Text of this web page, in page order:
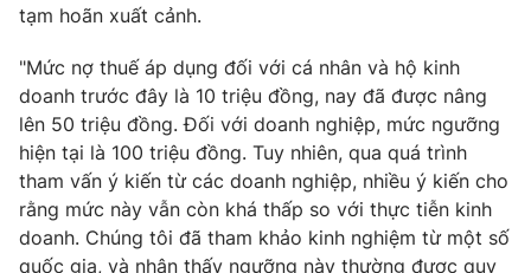
THỜI BÁO VTV
Theo dõi báo trên
Cơ quan chủ quản:Đài Truyền hình Việt Nam
tạm hoãn xuất cảnh.
"Mức nợ thuế áp dụng đối với cá nhân và hộ kinh
doanh trước đây là 10 triệu đồng, nay đã được nâng
lên 50 triệu đồng. Đối với doanh nghiệp, mức ngưỡng
hiện tại là 100 triệu đồng. Tuy nhiên, qua quá trình
tham vấn ý kiến từ các doanh nghiệp, nhiều ý kiến cho
rằng mức này vẫn còn khá thấp so với thực tiễn kinh
doanh. Chúng tôi đã tham khảo kinh nghiệm từ một số
quốc gia, và nhận thấy ngưỡng này thường được quy